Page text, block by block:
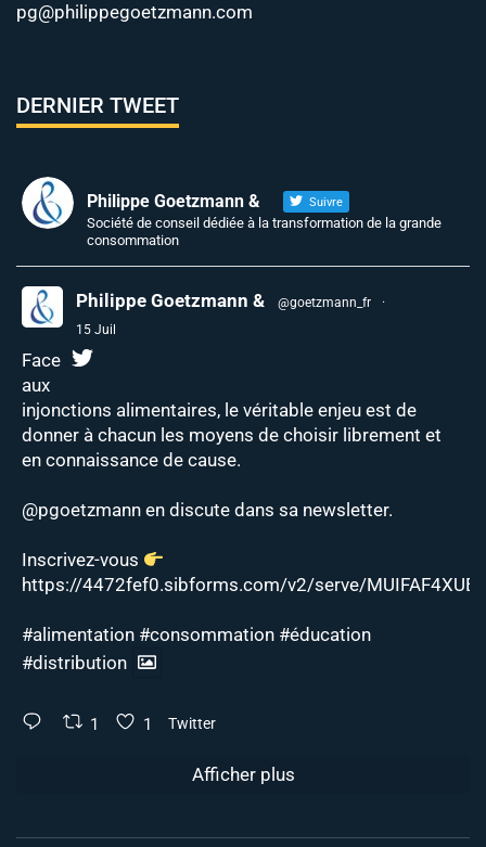
pg@philippegoetzmann.com
DERNIER TWEET
Philippe Goetzmann & Suivre
Société de conseil dédiée à la transformation de la grande
consommation
Philippe Goetzmann & @goetzmann_fr
·
15 Juil
Face
aux
injonctions alimentaires, le véritable enjeu est de
donner à chacun les moyens de choisir librement et
en connaissance de cause.
@pgoetzmann en discute dans sa newsletter.
Inscrivez-vous
https://4472fef0.sibforms.com/v2/serve/
#alimentation #consommation #éducation
#distribution
1 1 Twitter
Afficher plus